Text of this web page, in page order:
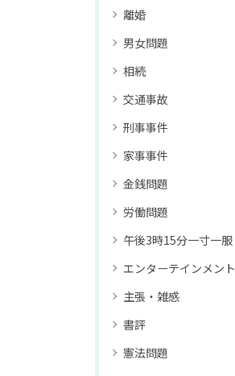
離婚
男女問題
相続
交通事故
刑事事件
家事事件
金銭問題
労働問題
午後3時15分一寸一服
エンターテインメント
主張・雑感
書評
憲法問題